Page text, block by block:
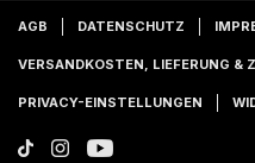
AGB DATENSCHUTZ
VERSANDKOSTEN, LIEFERUNG &
PRIVACY-EINSTELLUNGEN